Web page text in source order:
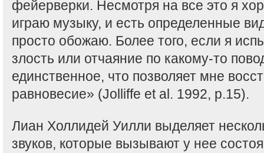
фейерверки. Несмотря на все это я
играю музыку, и есть определенные
просто обожаю. Более того, если я
злость или отчаяние по какому-то
единственное, что позволяет мне
равновесие» (Jolliffe et al. 1992, p.15).
Лиан Холлидей Уилли выделяет
звуков, которые вызывают у нее